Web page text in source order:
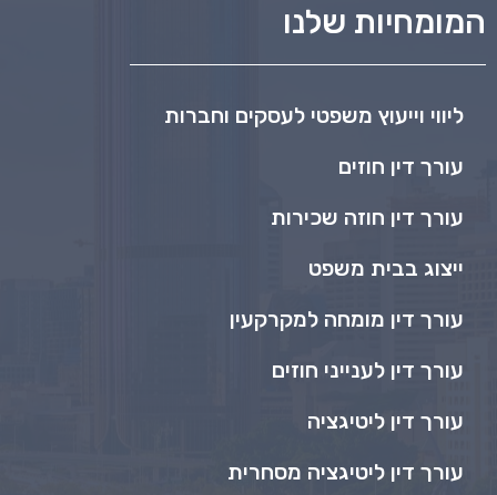
המומחיות שלנו
ליווי וייעוץ משפטי לעסקים וחברות
עורך דין חוזים
עורך דין חוזה שכירות
ייצוג בבית משפט
עורך דין מומחה למקרקעין
עורך דין לענייני חוזים
עורך דין ליטיגציה
עורך דין ליטיגציה מסחרית